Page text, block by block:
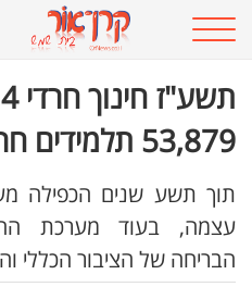
53,879 תלמידים חרדים
תוך תשע שנים הכפילה
עצמה, בעוד מערכת
הבריחה של הציבור הכללי